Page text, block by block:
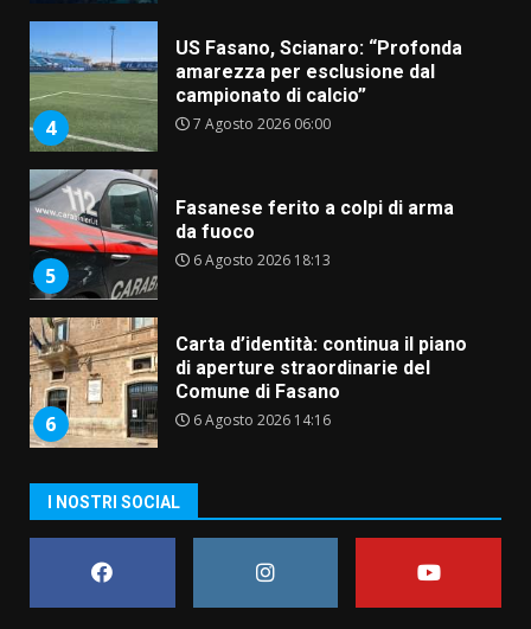
4
US Fasano, Scianaro: “Profonda
amarezza per esclusione dal
campionato di calcio”
7 Agosto 2026 06:00
5
Fasanese ferito a colpi di arma
da fuoco
6 Agosto 2026 18:13
6
Carta d’identità: continua il piano
di aperture straordinarie del
Comune di Fasano
6 Agosto 2026 14:16
Grazia Neglia, coordinatrice
cittadina di Fratelli d’Italia,
6 Agosto 2026 08:00
I NOSTRI SOCIAL